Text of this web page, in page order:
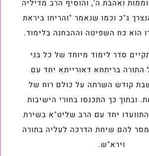
ואהבת ה', והוסיף הרב מדיליה
ג"כ וכמו שנאמר "והריחו ביראת
הוא כח השפיטה וההבחנה בלימוד.
סדר לימוד מיוחד של כל בני
התורה בריתחא דאורייתא יחד עם
קודש השרתה על כולם רוח של
ובתוך כך התכנסו בחורי הישיבות
יחד עם הרב שליט"א בשירת
להם שיחת הדרכה לעליה בתורה
וירא"ש.